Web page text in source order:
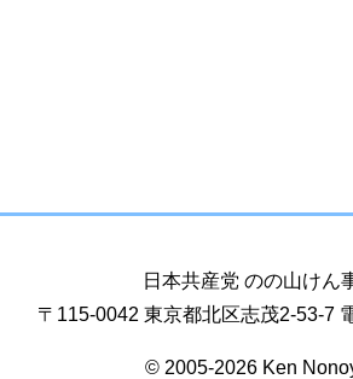
日本共産党 のの山けん
〒115-0042 東京都北区志茂2-53-7
© 2005-2026 Ken